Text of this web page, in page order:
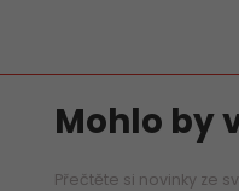
Mohlo by
Přečtěte si novinky ze